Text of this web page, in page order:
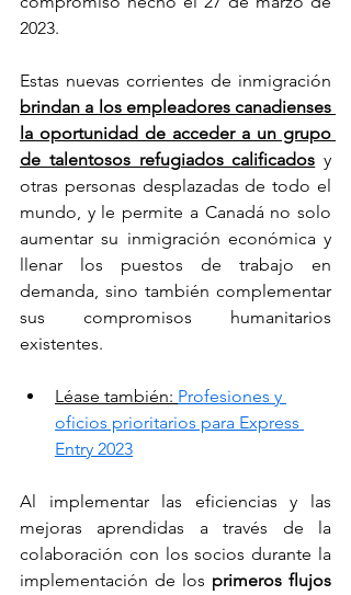
2023.
brindan a los empleadores canadienses
la oportunidad de acceder a un grupo
de talentosos refugiados calificados y
otras personas desplazadas de todo el
mundo, y le permite a Canadá no solo
aumentar su inmigración económica y
llenar los puestos de trabajo en
demanda, sino también complementar
sus compromisos humanitarios
existentes.
Léase también: Profesiones y
oficios prioritarios para Express
Entry 2023
Al implementar las eficiencias y las
mejoras aprendidas a través de la
colaboración con los socios durante la
implementación de los primeros flujos